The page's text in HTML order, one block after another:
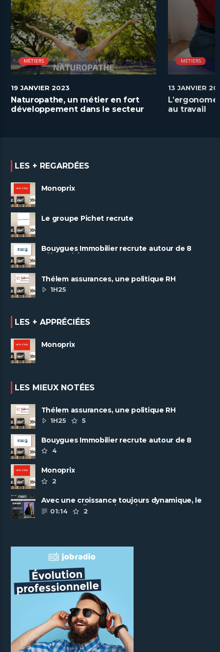
MÉTIERS
19 JANVIER 2023
Naturopathe, un métier en fort
développement dans le secteur
MÉTIERS
13 JANVIER
au travail
LES + REGARDÉES
Monoprix
Le groupe Pichet recrute
Bouygues Immobilier recrute autour de 8
pôles métiers
Thélem assurances, une politique RH
ambitieuse
1H25
LES + APPRÉCIÉES
Monoprix
LES MIEUX NOTÉES
Thélem assurances, une politique RH
ambitieuse
1H25 5
Bouygues Immobilier recrute autour de 8
pôles métiers
4
Monoprix
2
Avec une croissance toujours dynamique, le
groupe Scalian continue de ......
01:14 2